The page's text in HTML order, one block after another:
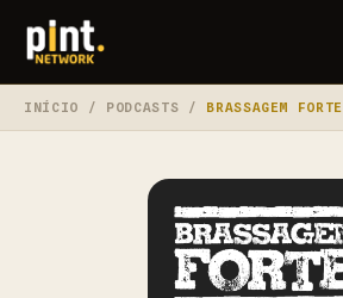
INÍCIO / PODCASTS / BRASSAGEM FORTE